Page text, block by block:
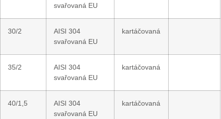
svařovaná EU
30/2
AISI 304
svařovaná EU
kartáčovaná
35/2
AISI 304
svařovaná EU
kartáčovaná
40/1,5
AISI 304
svařovaná EU
kartáčovaná